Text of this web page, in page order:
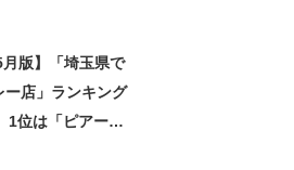
月版】「埼玉県で
ー店」ランキング
位は「ピアーズ